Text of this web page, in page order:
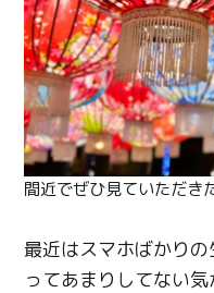
間近でぜひ見ていただき
最近はスマホばかり
ってあまりしてない